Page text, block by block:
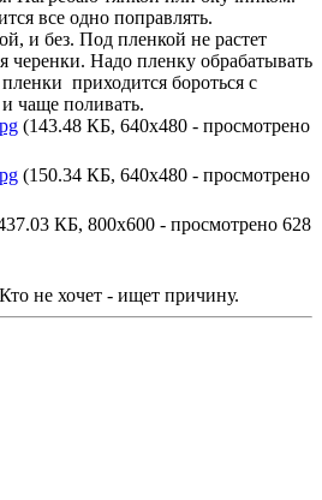
все одно поправлять.
и без. Под пленкой не растет
черенки. Надо пленку обрабатывать
приходится бороться с
чаще поливать.
(143.48 КБ, 640x480 - просмотрено
(150.34 КБ, 640x480 - просмотрено
КБ, 800x600 - просмотрено 628
не хочет - ищет причину.